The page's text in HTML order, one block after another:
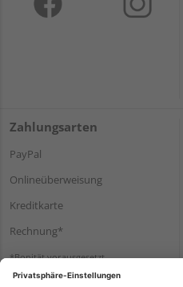
Zahlungsarten
PayPal
Onlineüberweisung
Kreditkarte
Rechnung*
*Bonität vorausgesetzt